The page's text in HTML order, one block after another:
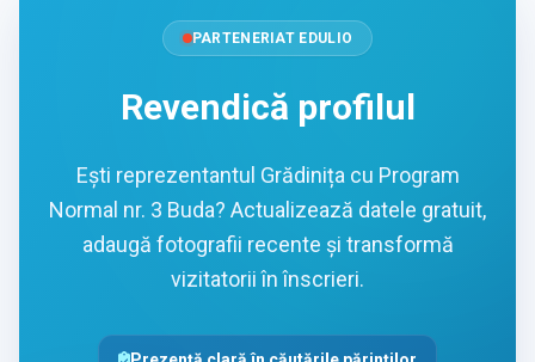
PARTENERIAT EDULIO
Revendică profilul
Ești reprezentantul Grădinița cu Program
Normal nr. 3 Buda? Actualizează datele gratuit,
adaugă fotografii recente și transformă
vizitatorii în înscrieri.